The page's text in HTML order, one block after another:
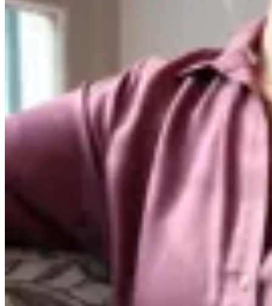
Camisa Maxime Florian
$ 4.200
$ 3.360